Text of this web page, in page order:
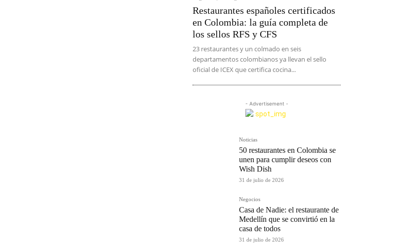
Restaurantes españoles certificados
en Colombia: la guía completa de
los sellos RFS y CFS
23 restaurantes y un colmado en seis
departamentos colombianos ya llevan el sello
oficial de ICEX que certifica cocina...
- Advertisement -
Noticias
50 restaurantes en Colombia se
unen para cumplir deseos con
Wish Dish
31 de julio de 2026
Negocios
Casa de Nadie: el restaurante de
Medellín que se convirtió en la
casa de todos
31 de julio de 2026